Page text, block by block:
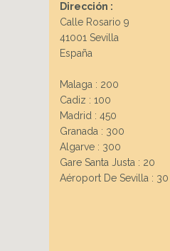
Dirección :
Calle Rosario 9
41001 Sevilla
España
Malaga : 200
Cadiz : 100
Madrid : 450
Granada : 300
Algarve : 300
Gare Santa Justa : 20
Aéroport De Sevilla : 30